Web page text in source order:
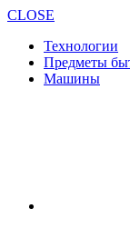
CLOSE
Технологии
Предметы
Машины